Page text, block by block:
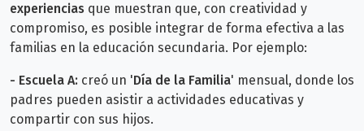
experiencias que muestran que, con creatividad y
compromiso, es posible integrar de forma efectiva a las
familias en la educación secundaria. Por ejemplo:
- Escuela A: creó un 'Día de la Familia' mensual, donde los
padres pueden asistir a actividades educativas y
compartir con sus hijos.